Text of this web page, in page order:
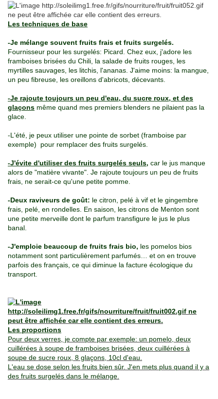
Les techniques de base
-Je mélange souvent fruits frais et fruits surgelés.
Fournisseur pour les surgelés: Picard. Chez eux, j'adore les
framboises brisées du Chili, la salade de fruits rouges, les
myrtilles sauvages, les litchis, l'ananas. J'aime moins: la mangue,
un peu fibreuse, les oreillons d'abricots, décevants.
-Je rajoute toujours un peu d'eau, du sucre roux, et des
glaçons même quand mes premiers blenders ne pilaient pas la
glace.
-L'été, je peux utiliser une pointe de sorbet (framboise par
exemple) pour remplacer des fruits surgelés.
-J'évite d'utiliser des fruits surgelés seuls, car le jus manque
alors de "matière vivante". Je rajoute toujours un peu de fruits
frais, ne serait-ce qu'une petite pomme.
-Deux raviveurs de goût: le citron, pelé à vif et le gingembre
frais, pelé, en rondelles. En saison, les citrons de Menton sont
une petite merveille dont le parfum transfigure le jus le plus
banal.
-J'emploie beaucoup de fruits frais bio, les pomelos bios
notamment sont particulièrement parfumés… et on en trouve
parfois des français, ce qui diminue la facture écologique du
transport.
Les proportions
Pour deux verres, je compte par exemple: un pomelo, deux
cuillérées à soupe de framboises brisées, deux cuillérées à
soupe de sucre roux, 8 glaçons, 10cl d'eau.
L'eau se dose selon les fruits bien sûr. J'en mets plus quand il y a
des fruits surgelés dans le mélange.